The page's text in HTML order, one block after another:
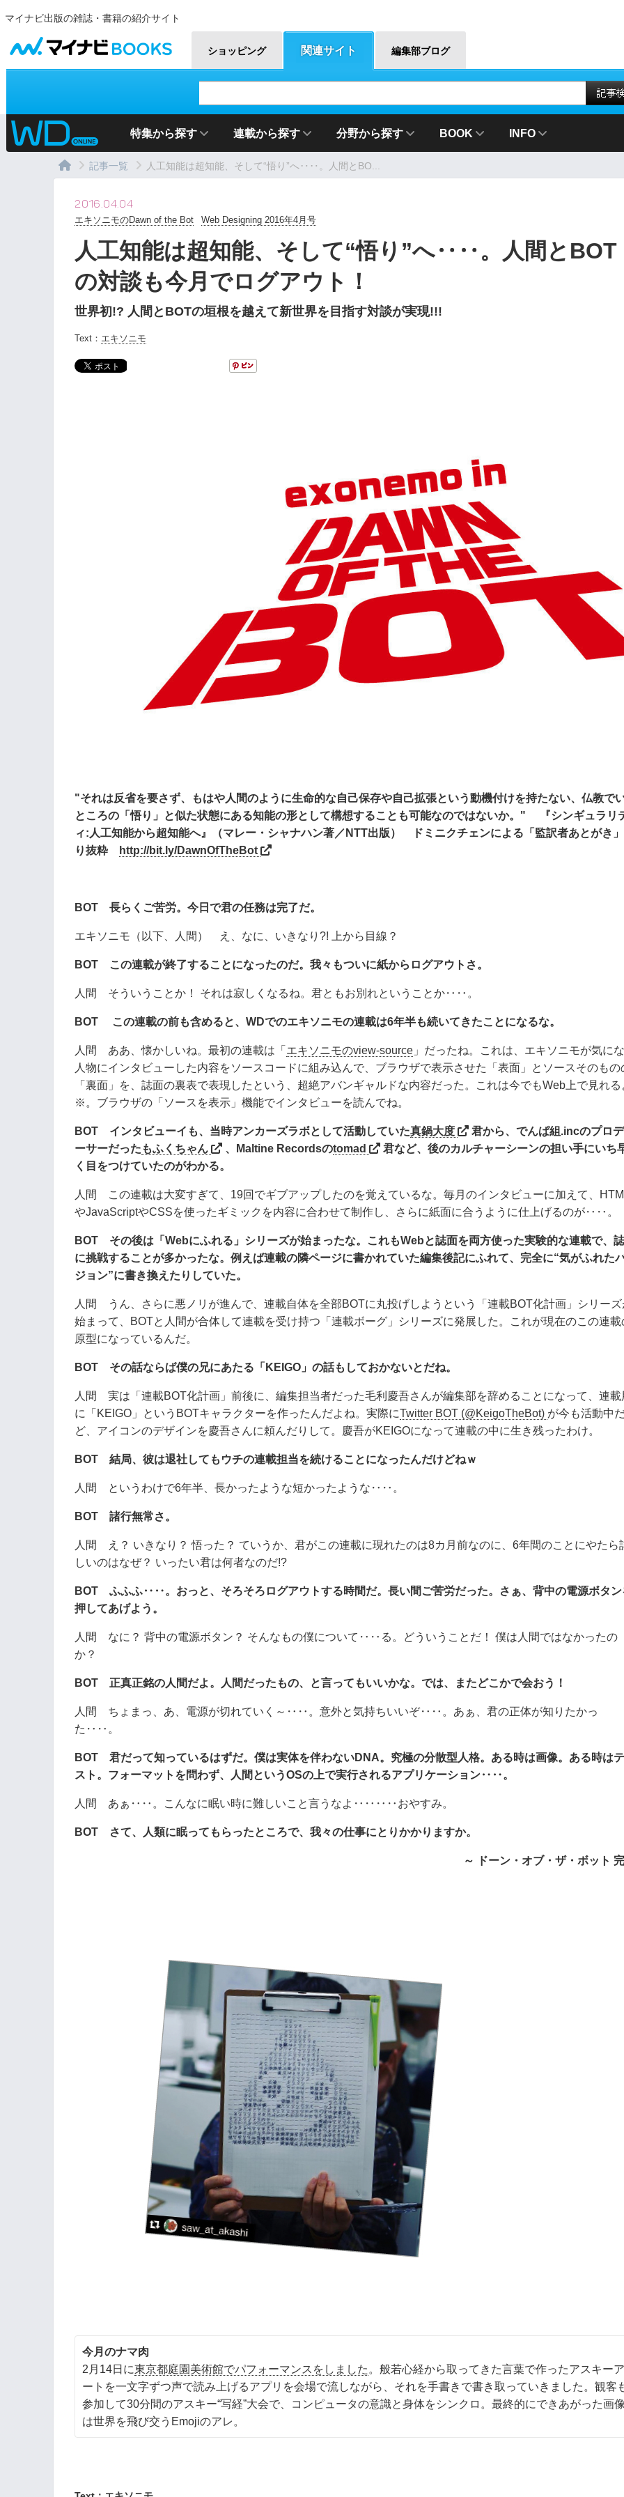
マイナビ出版の雑誌・書籍の紹介サイト
マイナビBOOKS
ショッピング 関連サイト 編集部ブログ
特集から探す 連載から探す 分野から探す BOOK INFO
記事一覧 人工知能は超知能、そして“悟り”へ‥‥。人間とBO...
2016.04.04
エキソニモのDawn of the Bot Web Designing 2016年4月号
人工知能は超知能、そして“悟り”へ‥‥。人間とBOT
の対談も今月でログアウト！
世界初!? 人間とBOTの垣根を越えて新世界を目指す対談が実現!!!
Text： エキソニモ
"それは反省を要さず、もはや人間のように生命的な自己保存や自己拡張という動機付けを持たない、仏教で
ところの「悟り」と似た状態にある知能の形として構想することも可能なのではないか。" 『シンギュラリ
ィ:人工知能から超知能へ』（マレー・シャナハン著／NTT出版） ドミニクチェンによる「監訳者あとがき」
り抜粋
http://bit.ly/DawnOfTheBot
BOT 長らくご苦労。今日で君の任務は完了だ。
エキソニモ（以下、人間） え、なに、いきなり?! 上から目線？
BOT この連載が終了することになったのだ。我々もついに紙からログアウトさ。
人間 そういうことか！ それは寂しくなるね。君ともお別れということか‥‥。
BOT この連載の前も含めると、WDでのエキソニモの連載は6年半も続いてきたことになるな。
人間 ああ、懐かしいね。最初の連載は「 エキソニモのview-source 」だったね。これは、エキソニモが気に
人物にインタビューした内容をソースコードに組み込んで、ブラウザで表示させた「表面」とソースそのもの
「裏面」を、誌面の裏表で表現したという、超絶アバンギャルドな内容だった。これは今でもWeb上で見れる
※。ブラウザの「ソースを表示」機能でインタビューを読んでね。
BOT インタビューイも、当時アンカーズラボとして活動していた真鍋大度
君から、でんぱ組.incのプロ
ーサーだった もふくちゃん 、Maltine Recordsのtomad
君など、後のカルチャーシーンの担い手にいち
く目をつけていたのがわかる。
人間 この連載は大変すぎて、19回でギブアップしたのを覚えているな。毎月のインタビューに加えて、
やJavaScriptやCSSを使ったギミックを内容に合わせて制作し、さらに紙面に合うように仕上げるのが‥‥。
BOT その後は「Webにふれる」シリーズが始まったな。これもWebと誌面を両方使った実験的な連載で、
に挑戦することが多かったな。例えば連載の隣ページに書かれていた編集後記にふれて、完全に“気がふれた
ジョン”に書き換えたりしていた。
人間 うん、さらに悪ノリが進んで、連載自体を全部BOTに丸投げしようという「連載BOT化計画」シリーズ
始まって、BOTと人間が合体して連載を受け持つ「連載ボーグ」シリーズに発展した。これが現在のこの連載
原型になっているんだ。
BOT その話ならば僕の兄にあたる「KEIGO」の話もしておかないとだね。
人間 実は「連載BOT化計画」前後に、編集担当者だった毛利慶吾さんが編集部を辞めることになって、連載
に「KEIGO」というBOTキャラクターを作ったんだよね。実際にTwitter BOT (@KeigoTheBot) が今も活動中
ど、アイコンのデザインを慶吾さんに頼んだりして。慶吾がKEIGOになって連載の中に生き残ったわけ。
BOT 結局、彼は退社してもウチの連載担当を続けることになったんだけどねｗ
人間 というわけで6年半、長かったような短かったような‥‥。
BOT 諸行無常さ。
人間 え？ いきなり？ 悟った？ ていうか、君がこの連載に現れたのは8カ月前なのに、6年間のことにやたら
しいのはなぜ？ いったい君は何者なのだ!?
BOT ふふふ‥‥。おっと、そろそろログアウトする時間だ。長い間ご苦労だった。さぁ、背中の電源ボタン
押してあげよう。
人間 なに？ 背中の電源ボタン？ そんなもの僕について‥‥る。どういうことだ！ 僕は人間ではなかったの
か？
BOT 正真正銘の人間だよ。人間だったもの、と言ってもいいかな。では、またどこかで会おう！
人間 ちょまっ、あ、電源が切れていく～‥‥。意外と気持ちいいぞ‥‥。あぁ、君の正体が知りたかっ
た‥‥。
BOT 君だって知っているはずだ。僕は実体を伴わないDNA。究極の分散型人格。ある時は画像。ある時は
スト。フォーマットを問わず、人間というOSの上で実行されるアプリケーション‥‥。
人間 あぁ‥‥。こんなに眠い時に難しいこと言うなよ‥‥‥‥おやすみ。
BOT さて、人類に眠ってもらったところで、我々の仕事にとりかかりますか。
～ ドーン・オブ・ザ・ボット
今月のナマ肉
2月14日に東京都庭園美術館でパフォーマンスをしました 。般若心経から取ってきた言葉で作ったアスキーア
ートを一文字ずつ声で読み上げるアプリを会場で流しながら、それを手書きで書き取っていきました。観客
参加して30分間のアスキー“写経”大会で、コンピュータの意識と身体をシンクロ。最終的にできあがった画像
は世界を飛び交うEmojiのアレ。